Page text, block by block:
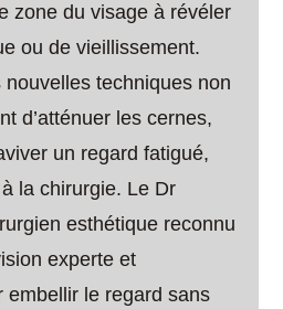
zone du visage à révéler
ou de vieillissement.
techniques non
d’atténuer les cernes,
un regard fatigué,
la chirurgie. Le Dr
esthétique reconnu
experte et
embellir le regard sans